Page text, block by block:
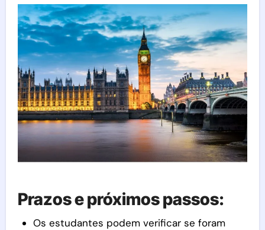
Prazos e próximos passos:
Os estudantes podem verificar se foram